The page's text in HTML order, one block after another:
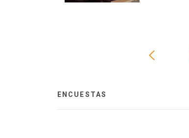
ENCUESTAS